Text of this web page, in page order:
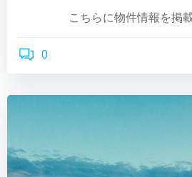
こちらに物件情報を掲
0